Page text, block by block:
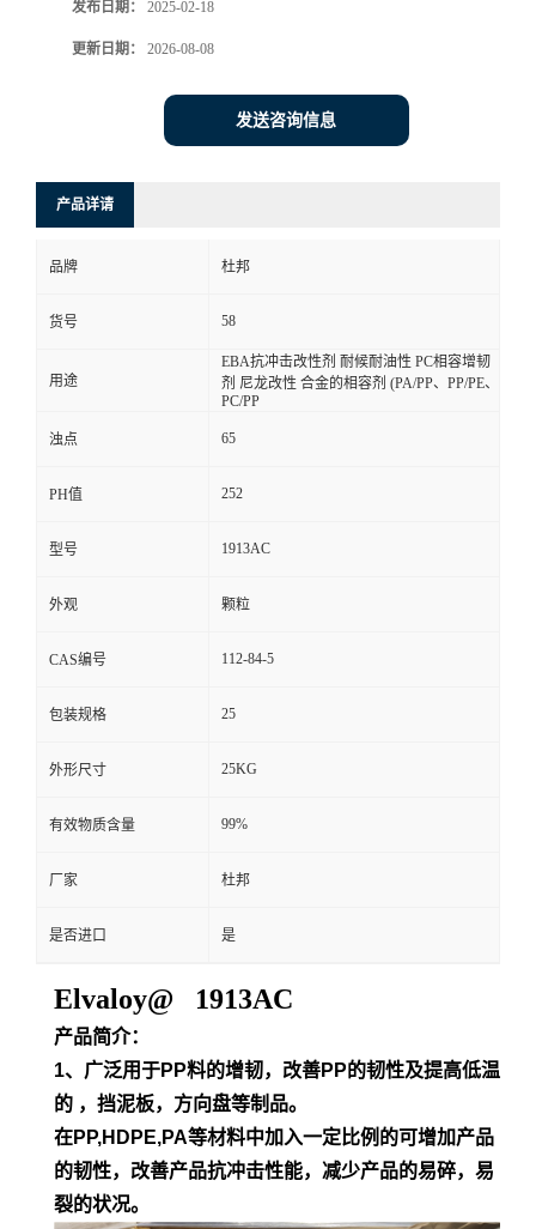
发布日期： 2025-02-18
更新日期： 2026-08-08
发送咨询信息
产品详请
品牌 杜邦
货号 58
用途
EBA抗冲击改性剂 耐候耐油性 PC相容增韧
剂 尼龙改性 合金的相容剂 (PA/PP、PP/PE、
PC/PP
浊点 65
PH值 252
型号 1913AC
外观 颗粒
CAS编号 112-84-5
包装规格 25
外形尺寸 25KG
有效物质含量 99%
厂家 杜邦
是否进口 是
Elvaloy@ 1913AC
产品简介：
1、广泛用于PP料的增韧，改善PP的韧性及提高低温
的 ，挡泥板，方向盘等制品。
在PP,HDPE,PA等材料中加入一定比例的可增加产品
的韧性，改善产品抗冲击性能，减少产品的易碎，易
裂的状况。